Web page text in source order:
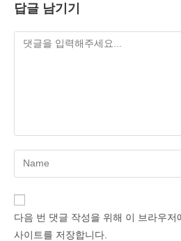
답글 남기기
Enter
your
name
다음 번 댓글 작성을 위해 이 브라우저
사이트를 저장합니다.